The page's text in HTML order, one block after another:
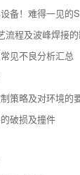
见不良分析汇总
策略及对环境的
破损及撞件